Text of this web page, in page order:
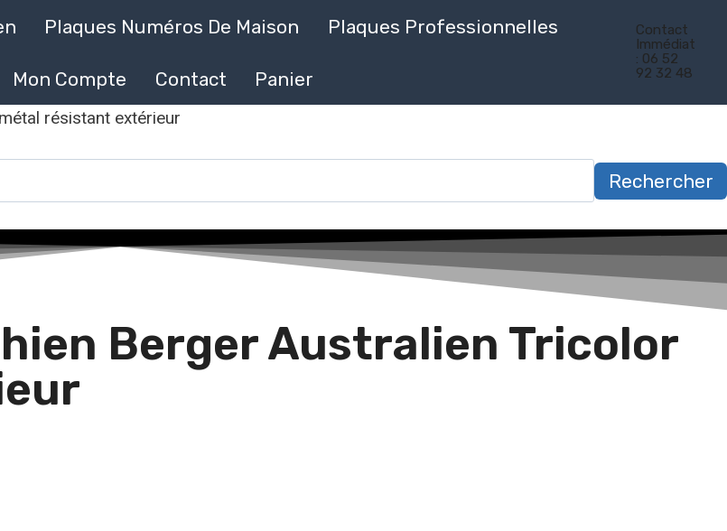
Plaques Numéros De Maison Plaques Professionnelles
Mon Compte Contact Panier
Contact
Immédiat
: 06 52
92 32 48
résistant extérieur
Rechercher
Berger Australien Tricolor